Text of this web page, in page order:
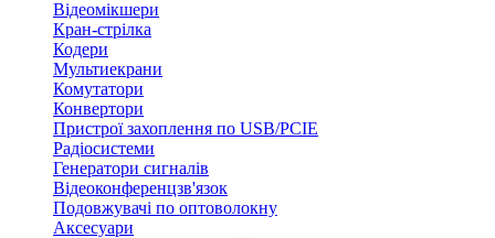
Відеомікшери
Кран-стрілка
Кодери
Мультиекрани
Комутатори
Конвертори
Пристрої захоплення по USB/PCIE
Радіосистеми
Генератори сигналів
Відеоконференцзв'язок
Подовжувачі по оптоволокну
Аксесуари